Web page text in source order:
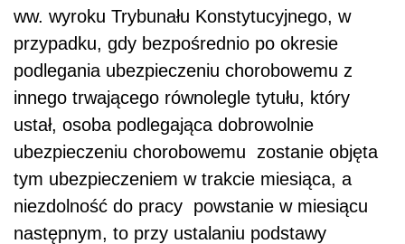
ww. wyroku Trybunału Konstytucyjnego, w
przypadku, gdy bezpośrednio po okresie
podlegania ubezpieczeniu chorobowemu z
innego trwającego równolegle tytułu, który
ustał, osoba podlegająca dobrowolnie
ubezpieczeniu chorobowemu zostanie objęta
tym ubezpieczeniem w trakcie miesiąca, a
niezdolność do pracy powstanie w miesiącu
następnym, to przy ustalaniu podstawy